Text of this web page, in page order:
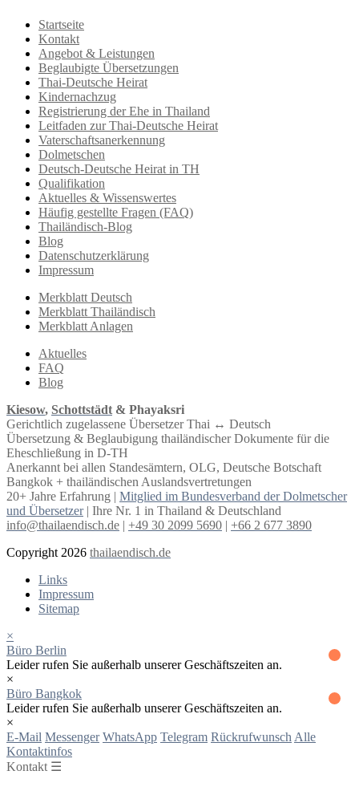
Startseite
Kontakt
Angebot & Leistungen
Beglaubigte Übersetzungen
Thai-Deutsche Heirat
Kindernachzug
Registrierung der Ehe in Thailand
Leitfaden zur Thai-Deutsche Heirat
Vaterschaftsanerkennung
Dolmetschen
Deutsch-Deutsche Heirat in TH
Qualifikation
Aktuelles & Wissenswertes
Häufig gestellte Fragen (FAQ)
Thailändisch-Blog
Blog
Datenschutzerklärung
Impressum
Merkblatt Deutsch
Merkblatt Thailändisch
Merkblatt Anlagen
Aktuelles
FAQ
Blog
Kiesow, Schottstädt & Phayaksri
Gerichtlich zugelassene Übersetzer Thai ↔︎ Deutsch
Übersetzung & Beglaubigung thailändischer Dokumente für die
Eheschließung in D-TH
Anerkannt bei allen Standesämtern, OLG, Deutsche Botschaft
Bangkok + thailändischen Auslandsvertretungen
20+ Jahre Erfahrung | Mitglied im Bundesverband der Dolmetscher
und Übersetzer| Ihre Nr. 1 in Thailand & Deutschland
info@thailaendisch.de | +49 30 2099 5690 | +66 2 677 3890
Copyright 2026 thailaendisch.de
Links
Impressum
Sitemap
×
Büro Berlin
Leider rufen Sie außerhalb unserer Geschäftszeiten an.
×
Büro Bangkok
Leider rufen Sie außerhalb unserer Geschäftszeiten an.
×
E-Mail Messenger WhatsApp Telegram Rückrufwunsch Alle
Kontaktinfos
Kontakt ☰